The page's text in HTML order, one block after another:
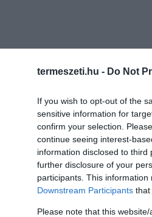
termeszeti.hu - Do Not
If you wish to opt-out of the
sensitive information for
confirm your selection.
continue seeing interest-
information disclosed to
further disclosure of your
participants. This
Downstream Participants that
Please note that this
kg,
póré címet is 135,89 cm